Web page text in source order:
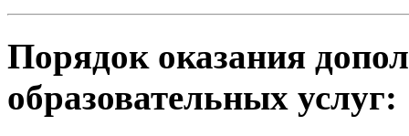
Порядок оказания
образовательных услуг: